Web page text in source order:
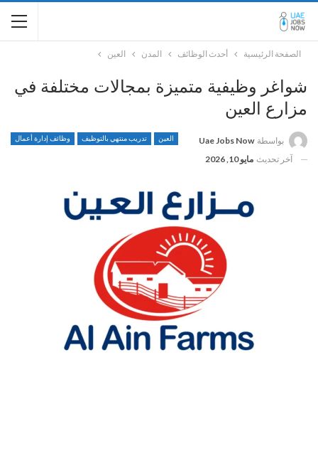
الصفحة الرئيسية أحدث الوظائف المدن العين
شواغر وظيفية متميزة بمجالات مختلفة في
مزارع العين
العين تدريب منتهي بالتوظيف وظائف إدارة أعمال بواسطة Uae Jobs Now
آخر تحديث مايو 10, 2026